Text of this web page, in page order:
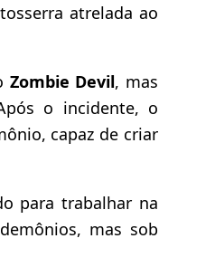
atrelada ao
Zombie Devil, mas
o incidente, o
capaz de criar
para trabalhar na
mas sob